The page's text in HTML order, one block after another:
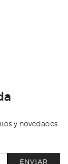
y novedades
ENVIAR